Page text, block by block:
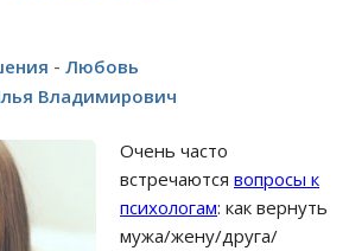
- Любовь
Владимирович
Очень часто
встречаются вопросы к
психологам: как вернуть
мужа/жену/друга/